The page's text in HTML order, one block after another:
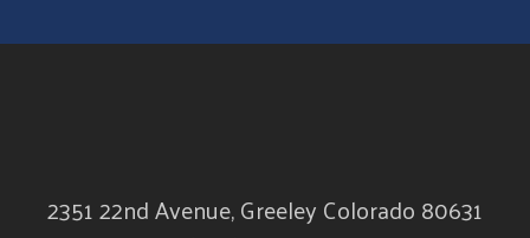
2351 22nd Avenue, Greeley Colorado 80631